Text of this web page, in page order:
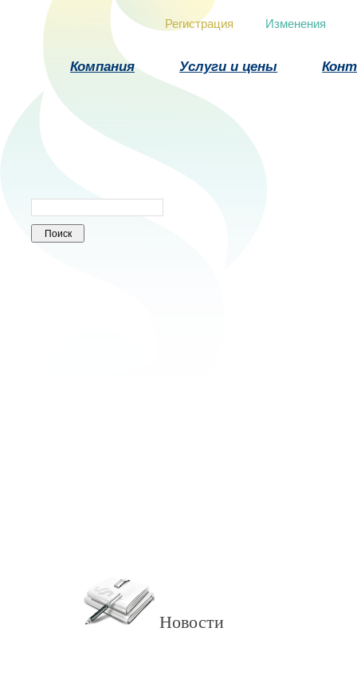
Регистрация Изменения
Компания Услуги и цены
Новости